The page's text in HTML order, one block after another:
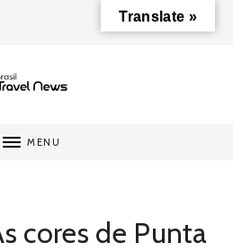
MENU
cores de Punta
Translate »